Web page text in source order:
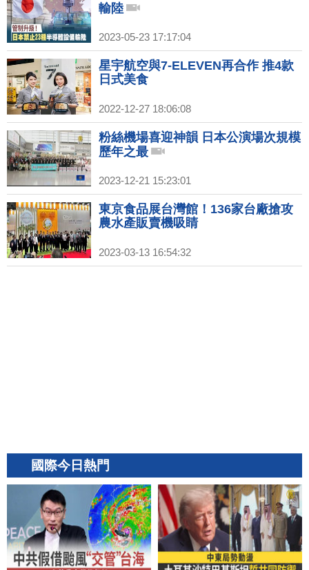
輸陸
2023-05-23 17:17:04
星宇航空與7-ELEVEN再合作 推4款
日式美食
2022-12-27 18:06:08
粉絲機場喜迎神韻 日本公演場次規模
歷年之最
2023-12-21 15:23:01
東京食品展台灣館！136家台廠搶攻
農水產販賣機吸睛
2023-03-13 16:54:32
國際今日熱門